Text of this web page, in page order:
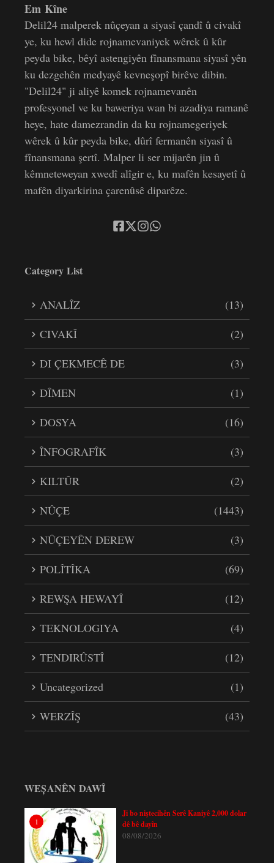
Em Kîne
Delil24 malperek nûçeyan a siyasî çandî û civakî
ye, ku hewl dide rojnamevaniyek wêrek û kûr
peyda bike, bêyî astengiyên fînansmana siyasî yên
ku dezgehên medyayê kevneşopî birêve dibin.
"Delil24" ji aliyê komek rojnamevanên
profesyonel ve ku baweriya wan bi azadiya ramanê
heye, hate damezrandin da ku rojnamegeriyek
wêrek û kûr peyda bike, dûrî fermanên siyasî û
fînansmana şertî. Malper li ser mijarên jin û
kêmneteweyan xwedî alîgir e, ku mafên kesayetî û
mafên diyarkirina çarenûsê diparêze.
Category List
ANALÎZ
(13)
CIVAKÎ
(2)
DI ÇEKMECÊ DE
(3)
DÎMEN
(1)
DOSYA
(16)
ÎNFOGRAFÎK
(3)
KILTÛR
(2)
NÛÇE
(1443)
NÛÇEYÊN DEREW
(3)
POLÎTÎKA
(69)
REWŞA HEWAYÎ
(12)
TEKNOLOGIYA
(4)
TENDIRÛSTÎ
(12)
Uncategorized
(1)
WERZÎŞ
(43)
WEȘANÊN DAWÎ
1
Ji bo niştecihên Serê Kaniyê 2,000 dolar
dê bê dayîn
08/08/2026